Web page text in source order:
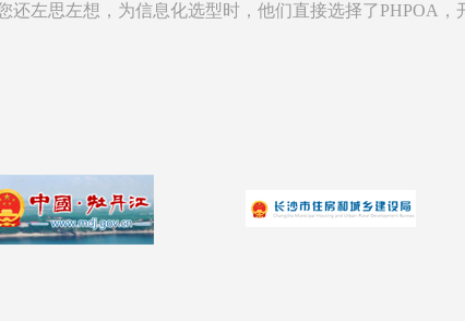
还左思左想，为信息化选型时，他们直接选择了PHPOA，